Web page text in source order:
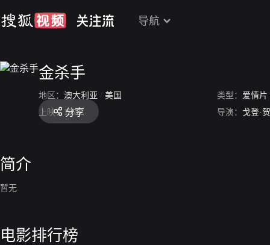
导航
金杀手
地区： 澳大利亚 / 美国 类型： 爱情片
上映： 1978 导演： 戈登·
分享
简介
暂无
电影排行榜